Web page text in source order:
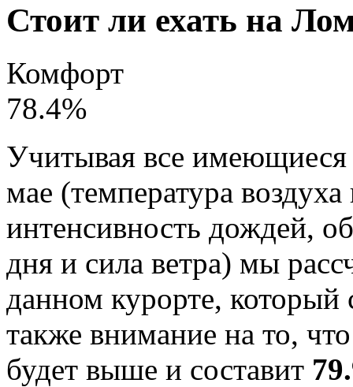
Стоит ли ехать на
Комфорт
78.4%
Учитывая все
мае (температура
интенсивность дождей,
дня и сила ветра) мы
данном курорте, который
также внимание на то,
будет выше и составит